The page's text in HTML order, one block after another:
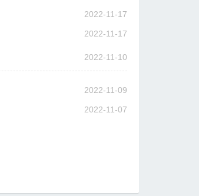
2022-11-17
2022-11-17
2022-11-10
2022-11-09
2022-11-07